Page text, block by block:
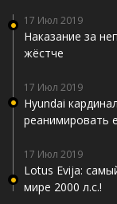
17 Июл 2019
Наказание за
жёстче
17 Июл 2019
Hyundai
реанимировать
17 Июл 2019
Lotus Evija:
мире 2000 л.с.!